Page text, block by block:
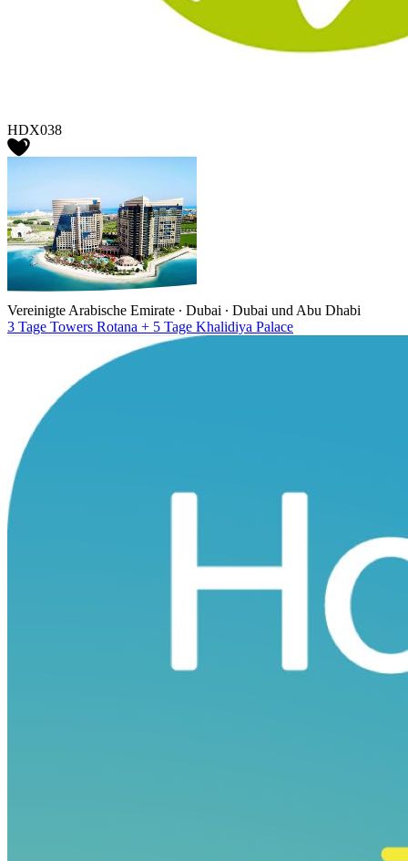
HDX038
Vereinigte Arabische Emirate ∙ Dubai ∙ Dubai und Abu Dhabi
3 Tage Towers Rotana + 5 Tage Khalidiya Palace